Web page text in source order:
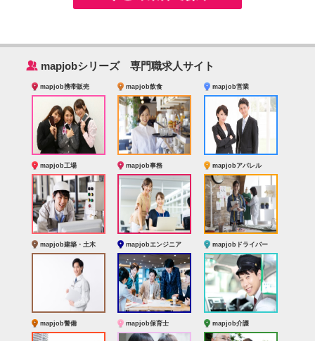
‰ mapjobシリーズ 専門職求人サイト
mapjob携帯販売 mapjob飲食 mapjob営業
mapjob工場 mapjob事務 mapjobアパレル
mapjob建築・土木 mapjobエンジニア mapjobドライバー
mapjob警備 mapjob保育士 mapjob介護